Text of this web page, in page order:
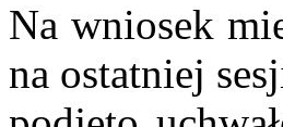
Na wniosek
na ostatniej